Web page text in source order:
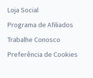
Loja Social
Programa de Afiliados
Trabalhe Conosco
Preferência de Cookies